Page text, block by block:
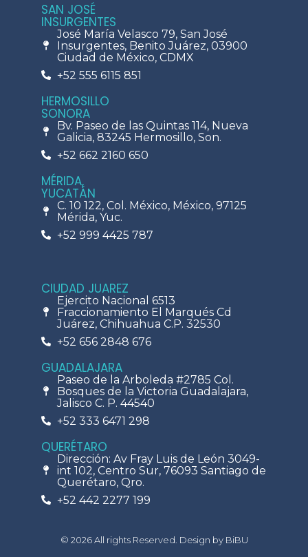
SAN JOSÉ
INSURGENTES
José María Velasco 79, San José
Insurgentes, Benito Juárez, 03900
Ciudad de México, CDMX
+52 555 6115 851
HERMOSILLO
SONORA
Bv. Paseo de las Quintas 114, Nueva
Galicia, 83245 Hermosillo, Son.
+52 662 2160 650
MÉRIDA,
YUCATÁN
C. 10 122, Col. México, México, 97125
Mérida, Yuc.
+52 999 4425 787
CIUDAD JUAREZ
Ejercito Nacional 6513
Fraccionamiento El Marqués Cd
Juárez, Chihuahua C.P. 32530
+52 656 2848 676
GUADALAJARA
Paseo de la Arboleda #2785 Col.
Bosques de la Victoria Guadalajara,
Jalisco C. P. 44540
+52 333 6471 298
QUERÉTARO
Dirección: Av Fray Luis de León 3049-
int 102, Centro Sur, 76093 Santiago de
Querétaro, Qro.
+52 442 2277 199
© 2026 All rights Reserved. Design by BiBU